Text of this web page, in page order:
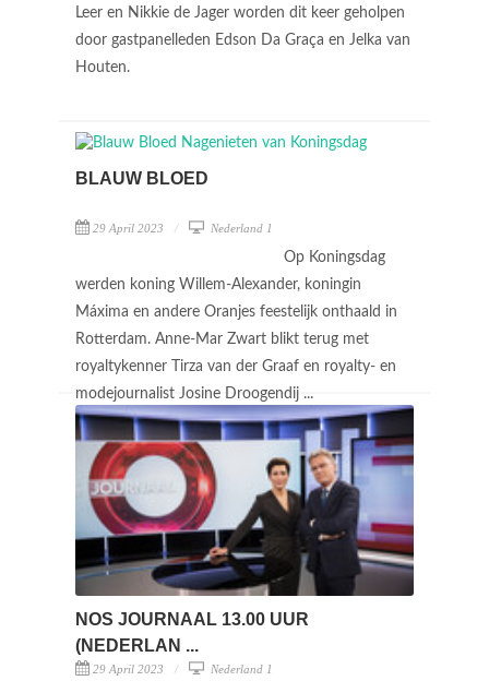
Leer en Nikkie de Jager worden dit keer geholpen
door gastpanelleden Edson Da Graça en Jelka van
Houten.
BLAUW BLOED
29 April 2023 Nederland 1
Op Koningsdag
werden koning Willem-Alexander, koningin
Máxima en andere Oranjes feestelijk onthaald in
Rotterdam. Anne-Mar Zwart blikt terug met
royaltykenner Tirza van der Graaf en royalty- en
modejournalist Josine Droogendij ...
NOS JOURNAAL 13.00 UUR
(NEDERLAN ...
29 April 2023 Nederland 1